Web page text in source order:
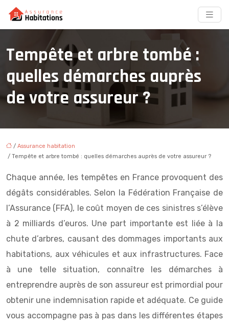
Tempête et arbre tombé :
quelles démarches auprès
de votre assureur ?
/ Assurance habitation
/ Tempête et arbre tombé : quelles démarches auprès de votre assureur ?
Chaque année, les tempêtes en France provoquent des
dégâts considérables. Selon la Fédération Française de
l’Assurance (FFA), le coût moyen de ces sinistres s’élève
à 2 milliards d’euros. Une part importante est liée à la
chute d’arbres, causant des dommages importants aux
habitations, aux véhicules et aux infrastructures. Face
à une telle situation, connaître les démarches à
entreprendre auprès de son assureur est primordial pour
obtenir une indemnisation rapide et adéquate. Ce guide
vous accompagne pas à pas dans les différentes étapes